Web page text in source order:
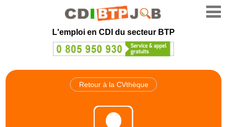
L'emploi en CDI du secteur BTP
Retour à la CVthèque